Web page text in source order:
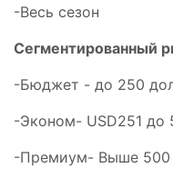
-Весь сезон
Сегментированный
-Бюджет - до 250
-Эконом- USD251 до
-Премиум- Выше 500